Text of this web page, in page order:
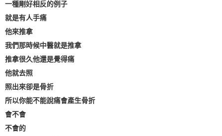
一種剛好相反的例子
就是有人手痛
他來推拿
我們那時候中醫就是推拿
推拿很久他還是覺得痛
他就去照
照出來卻是骨折
所以你能不能說痛會產生骨折
會不會
不會的